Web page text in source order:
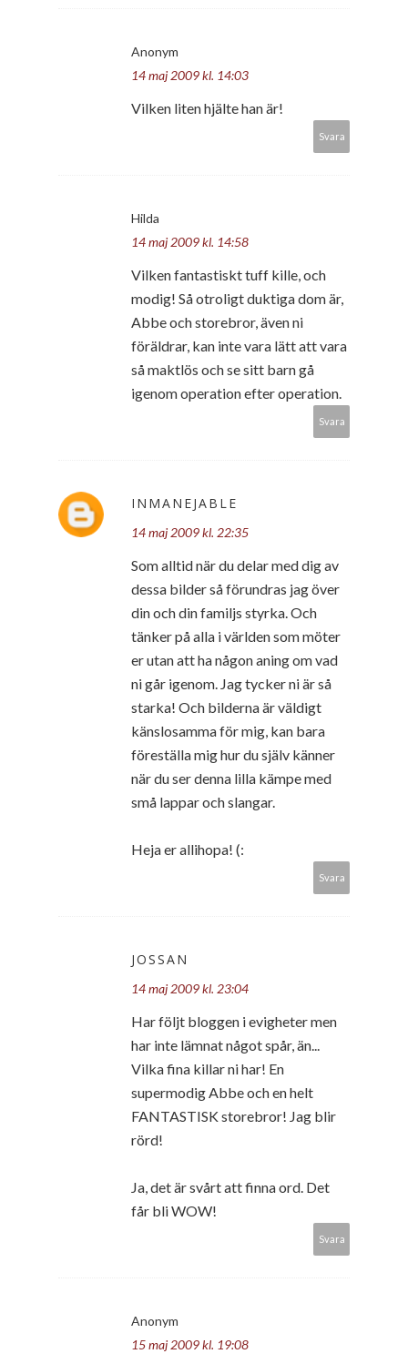
Anonym
14 maj 2009 kl. 14:03
Vilken liten hjälte han är!
Svara
Hilda
14 maj 2009 kl. 14:58
Vilken fantastiskt tuff kille, och
modig! Så otroligt duktiga dom är,
Abbe och storebror, även ni
föräldrar, kan inte vara lätt att vara
så maktlös och se sitt barn gå
igenom operation efter operation.
Svara
INMANEJABLE
14 maj 2009 kl. 22:35
Som alltid när du delar med dig av
dessa bilder så förundras jag över
din och din familjs styrka. Och
tänker på alla i världen som möter
er utan att ha någon aning om vad
ni går igenom. Jag tycker ni är så
starka! Och bilderna är väldigt
känslosamma för mig, kan bara
föreställa mig hur du själv känner
när du ser denna lilla kämpe med
små lappar och slangar.
Heja er allihopa! (:
Svara
JOSSAN
14 maj 2009 kl. 23:04
Har följt bloggen i evigheter men
har inte lämnat något spår, än...
Vilka fina killar ni har! En
supermodig Abbe och en helt
FANTASTISK storebror! Jag blir
rörd!
Ja, det är svårt att finna ord. Det
får bli WOW!
Svara
Anonym
15 maj 2009 kl. 19:08